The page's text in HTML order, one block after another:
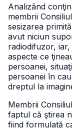
Analizând
membrii
sesizarea
avut niciun
radiodifuzor,
aspecte ce
persoanei,
persoanei în
dreptul la
Membrii
faptul că ştirea
fiind formulată